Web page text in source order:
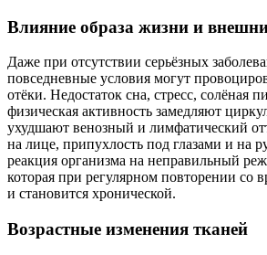
Влияние образа жизни и
Даже при отсутствии серьёзных
повседневные условия могут
отёки. Недостаток сна, стресс, солёная
физическая активность замедляют
ухудшают венозный и лимфатический
на лице, припухлость под глазами и на
реакция организма на неправильный
которая при регулярном повторении со
и становится хронической.
Возрастные изменения тканей